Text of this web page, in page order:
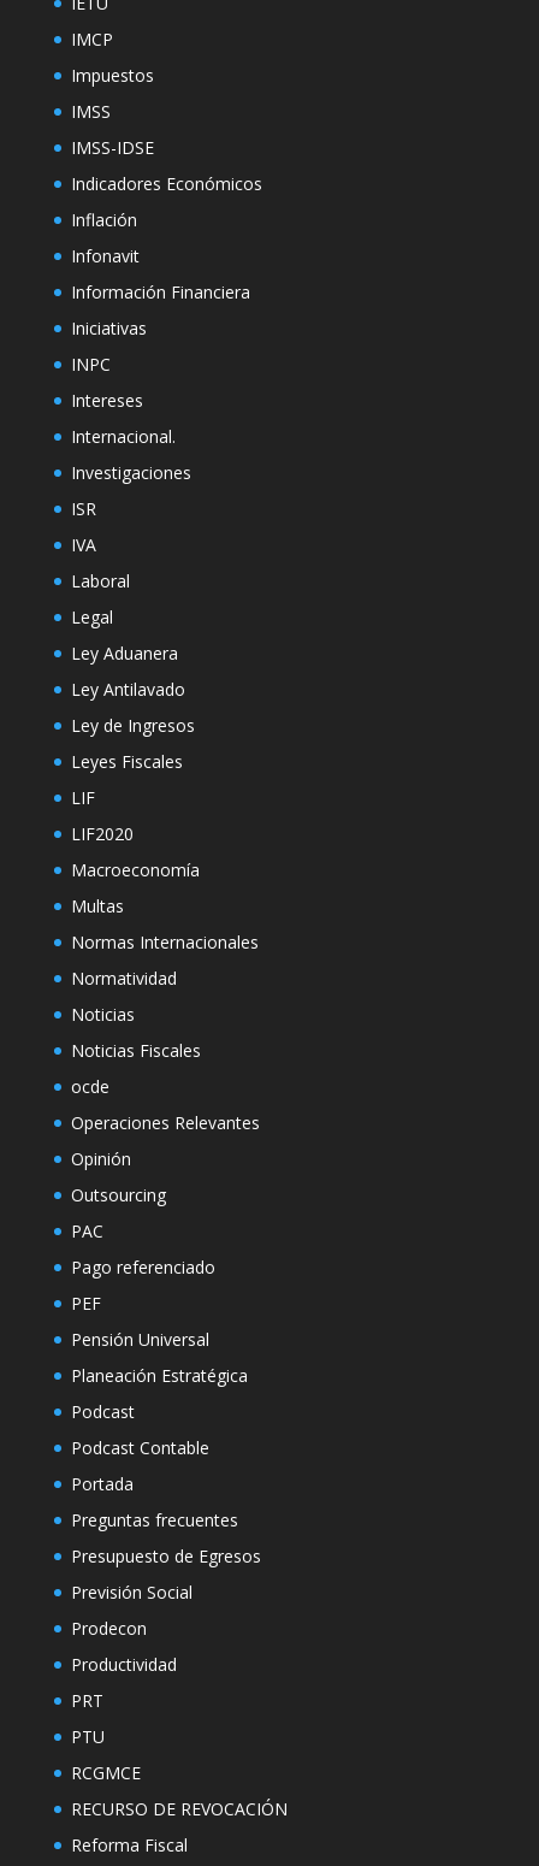
IMCP
Impuestos
IMSS
IMSS-IDSE
Indicadores Económicos
Inflación
Infonavit
Información Financiera
Iniciativas
INPC
Intereses
Internacional.
Investigaciones
ISR
IVA
Laboral
Legal
Ley Aduanera
Ley Antilavado
Ley de Ingresos
Leyes Fiscales
LIF
LIF2020
Macroeconomía
Multas
Normas Internacionales
Normatividad
Noticias
Noticias Fiscales
ocde
Operaciones Relevantes
Opinión
Outsourcing
PAC
Pago referenciado
PEF
Pensión Universal
Planeación Estratégica
Podcast
Podcast Contable
Portada
Preguntas frecuentes
Presupuesto de Egresos
Previsión Social
Prodecon
Productividad
PRT
PTU
RCGMCE
RECURSO DE REVOCACIÓN
Reforma Fiscal